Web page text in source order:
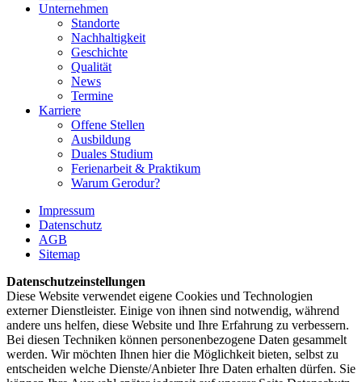
Unternehmen
Standorte
Nachhaltigkeit
Geschichte
Qualität
News
Termine
Karriere
Offene Stellen
Ausbildung
Duales Studium
Ferienarbeit & Praktikum
Warum Gerodur?
Impressum
Datenschutz
AGB
Sitemap
Datenschutzeinstellungen
Diese Website verwendet eigene Cookies und Technologien
externer Dienstleister. Einige von ihnen sind notwendig, während
andere uns helfen, diese Website und Ihre Erfahrung zu verbessern.
Bei diesen Techniken können personenbezogene Daten gesammelt
werden. Wir möchten Ihnen hier die Möglichkeit bieten, selbst zu
entscheiden welche Dienste/­Anbieter Ihre Daten erhalten dürfen. Sie